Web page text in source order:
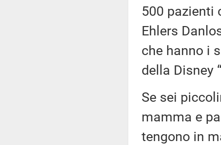
500 pazienti
Ehlers
che hanno i
della Disney
Se sei
mamma e
tengono in